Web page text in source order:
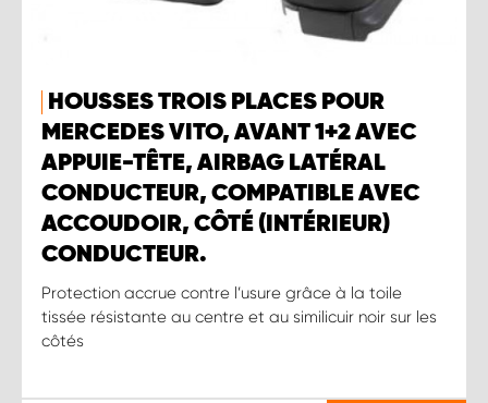
HOUSSES TROIS PLACES POUR
MERCEDES VITO, AVANT 1+2 AVEC
APPUIE-TÊTE, AIRBAG LATÉRAL
CONDUCTEUR, COMPATIBLE AVEC
ACCOUDOIR, CÔTÉ (INTÉRIEUR)
CONDUCTEUR.
Protection accrue contre l’usure grâce à la toile
tissée résistante au centre et au similicuir noir sur les
côtés